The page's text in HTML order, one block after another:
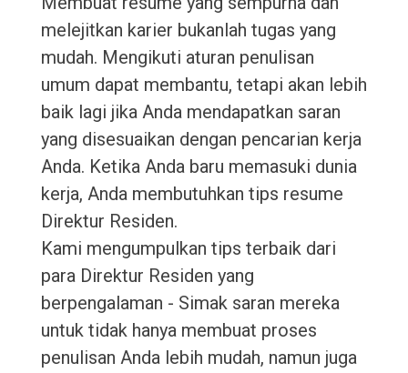
melejitkan karier bukanlah tugas yang
mudah. Mengikuti aturan penulisan
umum dapat membantu, tetapi akan lebih
baik lagi jika Anda mendapatkan saran
yang disesuaikan dengan pencarian kerja
Anda. Ketika Anda baru memasuki dunia
kerja, Anda membutuhkan tips resume
Direktur Residen.
Kami mengumpulkan tips terbaik dari
para Direktur Residen yang
berpengalaman - Simak saran mereka
untuk tidak hanya membuat proses
penulisan Anda lebih mudah, namun juga